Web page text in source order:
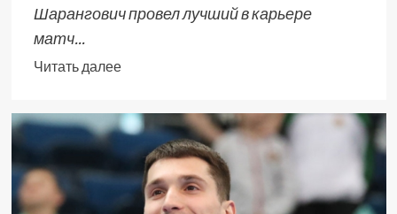
Шарангович провел лучший в карьере
матч...
Читать далее